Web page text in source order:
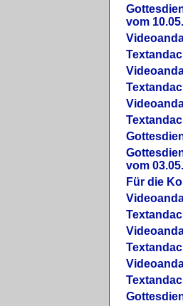
vom
vom
Für die